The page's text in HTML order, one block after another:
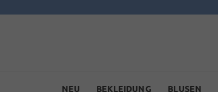
NEU BEKLEIDUNG BLUSEN